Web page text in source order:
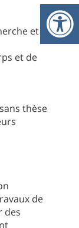
et la
et de
thèse
de
des